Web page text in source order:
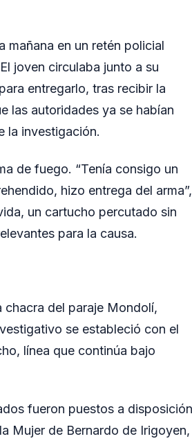
mañana en un retén policial
joven circulaba junto a su
entregarlo, tras recibir la
las autoridades ya se habían
la investigación.
de fuego. “Tenía consigo un
hizo entrega del arma”,
un cartucho percutado sin
para la causa.
chacra del paraje Mondolí,
se estableció con el
línea que continúa bajo
fueron puestos a disposición
Mujer de Bernardo de Irigoyen,